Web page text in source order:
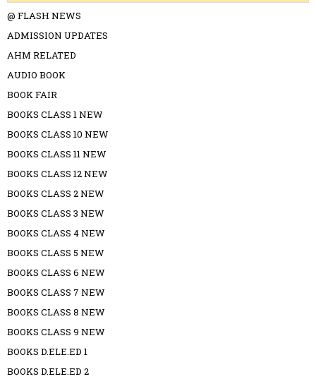
@ FLASH NEWS
ADMISSION UPDATES
AHM RELATED
AUDIO BOOK
BOOK FAIR
BOOKS CLASS 1 NEW
BOOKS CLASS 10 NEW
BOOKS CLASS 11 NEW
BOOKS CLASS 12 NEW
BOOKS CLASS 2 NEW
BOOKS CLASS 3 NEW
BOOKS CLASS 4 NEW
BOOKS CLASS 5 NEW
BOOKS CLASS 6 NEW
BOOKS CLASS 7 NEW
BOOKS CLASS 8 NEW
BOOKS CLASS 9 NEW
BOOKS D.ELE.ED 1
BOOKS D.ELE.ED 2